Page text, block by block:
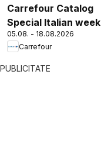
Carrefour Catalog
Special Italian week
05.08. - 18.08.2026
Carrefour
PUBLICITATE